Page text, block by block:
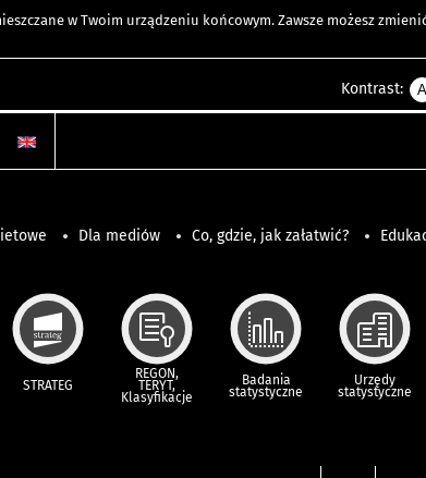
w Twoim urządzeniu końcowym. Zawsze możesz
Kontrast:
A
Dla mediów Co, gdzie, jak załatwić?
STRATEG
REGON,
TERYT,
Klasyfikacje
Badania
statystyczne
Urzędy
statystyczne